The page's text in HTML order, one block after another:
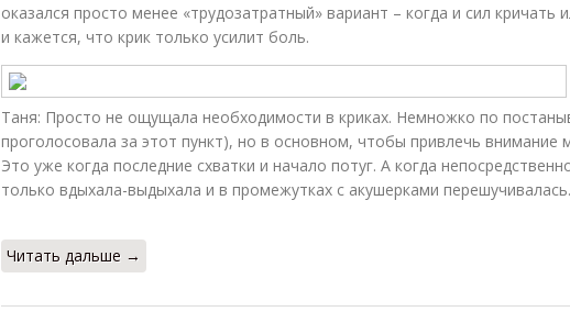
оказался просто менее «трудозатратный» вариант – когда и сил кричать
и кажется, что крик только усилит боль.
Таня: Просто не ощущала необходимости в криках. Немножко по
проголосовала за этот пункт), но в основном, чтобы привлечь внимание
Это уже когда последние схватки и начало потуг. А когда
только вдыхала-выдыхала и в промежутках с акушерками перешучивалась.
Читать дальше →